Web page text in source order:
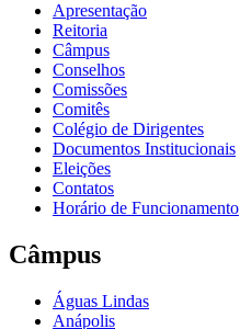
Apresentação
Reitoria
Câmpus
Conselhos
Comissões
Comitês
Colégio de Dirigentes
Documentos Institucionais
Eleições
Contatos
Horário de Funcionamento
Câmpus
Águas Lindas
Anápolis